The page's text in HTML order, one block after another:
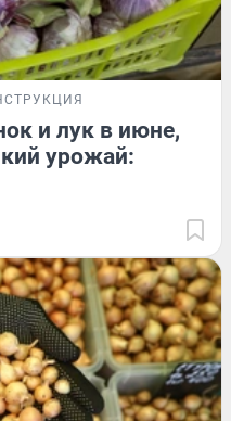
и лук в июне,
урожай: